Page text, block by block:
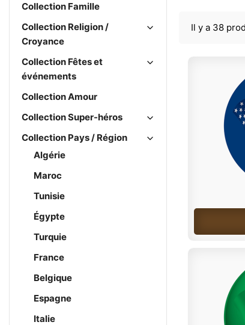
Collection Famille
Collection Religion /
Croyance
Collection Fêtes et
événements
Collection Amour
Collection Super-héros
Collection Pays / Région
Algérie
Maroc
Tunisie
Égypte
Turquie
France
Belgique
Espagne
Italie
Il y a 38